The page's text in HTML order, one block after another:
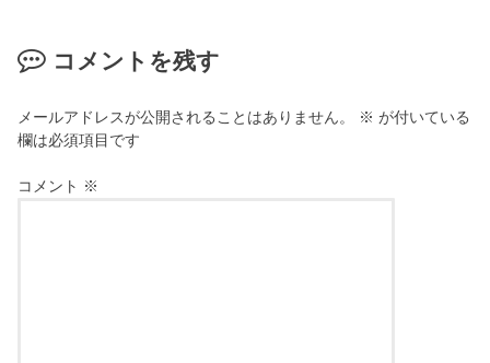
コメントを残す
メールアドレスが公開されることはありません。 ※ が付いている
欄は必須項目です
コメント ※